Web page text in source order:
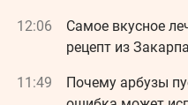
12:06
Самое вкусное
рецепт из
11:49
Почему арбузы